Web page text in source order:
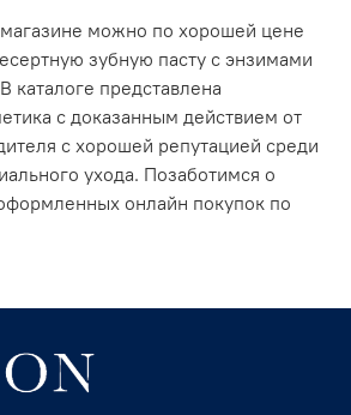
можно по хорошей цене
зубную пасту с энзимами
каталоге представлена
с доказанным действием от
с хорошей репутацией среди
ухода. Позаботимся о
онлайн покупок по